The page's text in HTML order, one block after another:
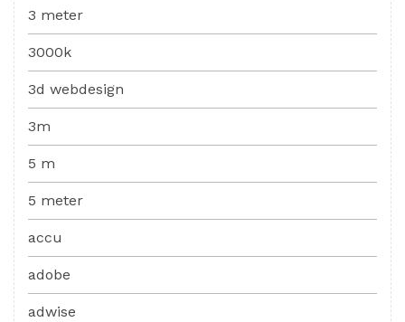
3 meter
3000k
3d webdesign
3m
5 m
5 meter
accu
adobe
adwise